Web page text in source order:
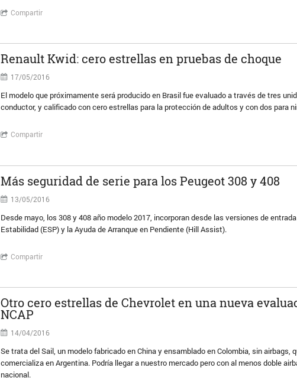
Compartir
Renault Kwid: cero estrellas en pruebas de choque
17/05/2016
El modelo que próximamente será producido en Brasil fue evaluado a través de tres
conductor, y calificado con cero estrellas para la protección de adultos y con dos para
Compartir
Más seguridad de serie para los Peugeot 308 y 408
13/05/2016
Desde mayo, los 308 y 408 año modelo 2017, incorporan desde las versiones de
Estabilidad (ESP) y la Ayuda de Arranque en Pendiente (Hill Assist).
Compartir
Otro cero estrellas de Chevrolet en una nueva
NCAP
14/04/2016
Se trata del Sail, un modelo fabricado en China y ensamblado en Colombia, sin airbags,
comercializa en Argentina. Podría llegar a nuestro mercado pero con al menos doble
nacional.